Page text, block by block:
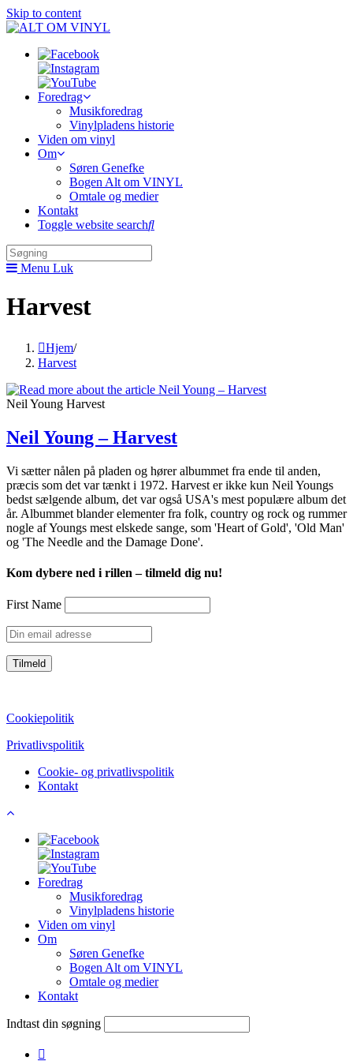
Skip to content
Foredrag
Musikforedrag
Vinylpladens historie
Viden om vinyl
Om
Søren Genefke
Bogen Alt om VINYL
Omtale og medier
Kontakt
Toggle website search
Menu Luk
Harvest
Hjem/
Harvest
Neil Young Harvest
Neil Young – Harvest
Vi sætter nålen på pladen og hører albummet fra ende til anden,
præcis som det var tænkt i 1972. Harvest er ikke kun Neil Youngs
bedst sælgende album, det var også USA's mest populære album det
år. Albummet blander elementer fra folk, country og rock og rummer
nogle af Youngs mest elskede sange, som 'Heart of Gold', 'Old Man'
og 'The Needle and the Damage Done'.
Kom dybere ned i rillen – tilmeld dig nu!
First Name
Cookiepolitik
Privatlivspolitik
Cookie- og privatlivspolitik
Kontakt
Foredrag
Musikforedrag
Vinylpladens historie
Viden om vinyl
Om
Søren Genefke
Bogen Alt om VINYL
Omtale og medier
Kontakt
Indtast din søgning